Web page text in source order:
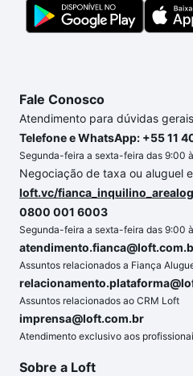
chaves.
Fale Conosco
Atendimento para dúvidas
Telefone e WhatsApp: +55 11
Segunda-feira a sexta-feira das 9:00
Negociação de taxa ou aluguel
loft.vc/
0800 001 6003
Segunda-feira a sexta-feira das 9:00
Assuntos relacionados a Fiança
Assuntos relacionados ao CRM Loft
imprensa@loft.com.br
Atendimento exclusivo aos
Sobre a Loft